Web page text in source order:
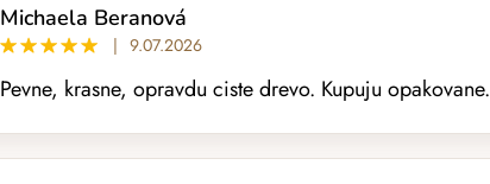
Michaela Beranová
| 9.07.2026
Pevne, krasne, opravdu ciste drevo. Kupuju opakovane.